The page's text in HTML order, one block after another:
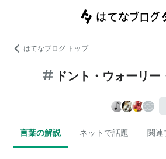
はてなブログ トップ
ドント・ウォーリー
言葉の解説 ネットで話題 関連